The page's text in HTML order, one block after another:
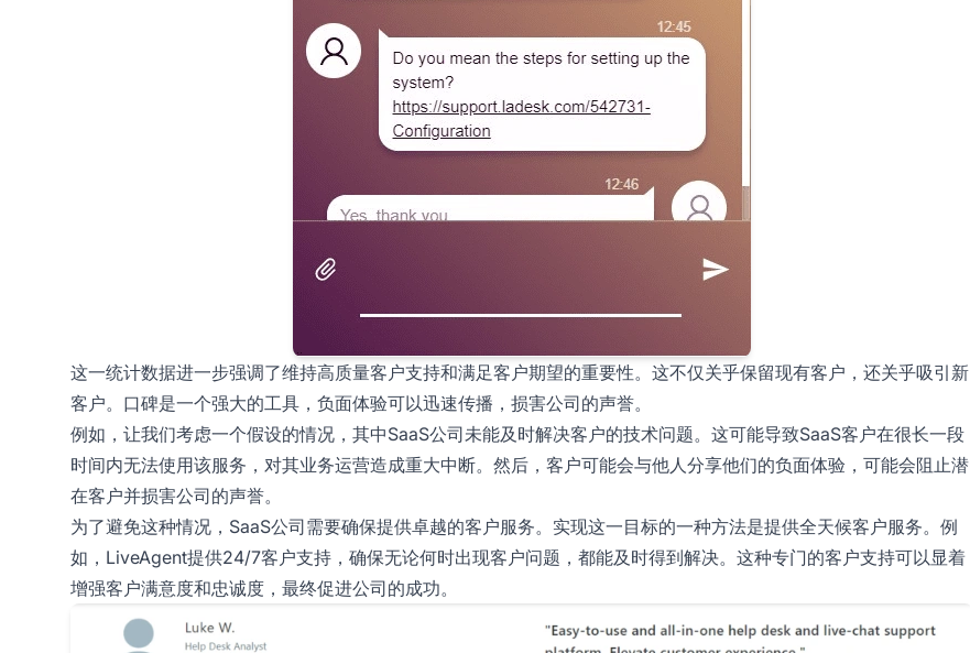
这一统计数据进一步强调了维持高质量客户支持和满足客户期望的重要性。这不仅关乎保留现有客户，还关乎吸引新
客户。口碑是一个强大的工具，负面体验可以迅速传播，损害公司的声誉。
例如，让我们考虑一个假设的情况，其中SaaS公司未能及时解决客户的技术问题。这可能导致SaaS客户在很长一段
时间内无法使用该服务，对其业务运营造成重大中断。然后，客户可能会与他人分享他们的负面体验，可能会阻止潜
在客户并损害公司的声誉。
为了避免这种情况，SaaS公司需要确保提供卓越的客户服务。实现这一目标的一种方法是提供全天候客户服务。例
如，LiveAgent提供24/7客户支持，确保无论何时出现客户问题，都能及时得到解决。这种专门的客户支持可以显着
增强客户满意度和忠诚度，最终促进公司的成功。